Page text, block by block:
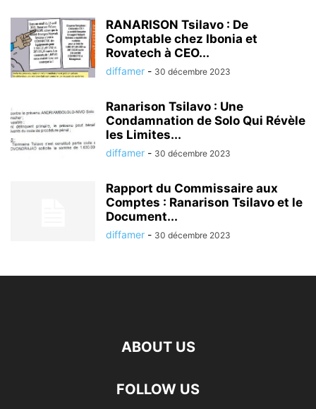
RANARISON Tsilavo : De
Comptable chez Ibonia et
Rovatech à CEO...
diffamer - 30 décembre 2023
Ranarison Tsilavo : Une
Condamnation de Solo Qui Révèle
les Limites...
diffamer - 30 décembre 2023
Rapport du Commissaire aux
Comptes : Ranarison Tsilavo et le
Document...
diffamer - 30 décembre 2023
ABOUT US
FOLLOW US